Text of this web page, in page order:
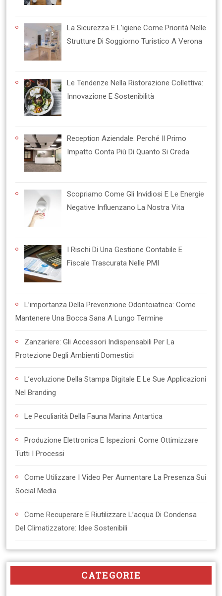
La Sicurezza E L’igiene Come Priorità Nelle
Strutture Di Soggiorno Turistico A Verona
Le Tendenze Nella Ristorazione Collettiva:
Innovazione E Sostenibilità
Reception Aziendale: Perché Il Primo
Impatto Conta Più Di Quanto Si Creda
Scopriamo Come Gli Invidiosi E Le Energie
Negative Influenzano La Nostra Vita
I Rischi Di Una Gestione Contabile E
Fiscale Trascurata Nelle PMI
L’importanza Della Prevenzione Odontoiatrica: Come
Mantenere Una Bocca Sana A Lungo Termine
Zanzariere: Gli Accessori Indispensabili Per La
Protezione Degli Ambienti Domestici
L’evoluzione Della Stampa Digitale E Le Sue Applicazioni
Nel Branding
Le Peculiarità Della Fauna Marina Antartica
Produzione Elettronica E Ispezioni: Come Ottimizzare
Tutti I Processi
Come Utilizzare I Video Per Aumentare La Presenza Sui
Social Media
Come Recuperare E Riutilizzare L’acqua Di Condensa
Del Climatizzatore: Idee Sostenibili
CATEGORIE